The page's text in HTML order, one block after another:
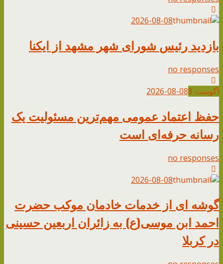
2026-08-08
بازدید رئیس شورای شهر مشهد از ایکنا
no responses
آگوست 8
2026-08-08
حفظ اعتماد عمومی مهم‌ترین مسئولیت یک
رسانه حرفه‌ای است
no responses
2026-08-08
گوشه ای از خدمات خادمان موکب حضرت
احمد ابن موسی(ع) به زائران اربعین حسینی
در کربلا